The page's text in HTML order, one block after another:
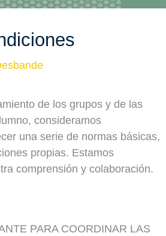
de los grupos y de las
consideramos
una serie de normas básicas,
propias. Estamos
comprensión y colaboración.
PARA COORDINAR LAS